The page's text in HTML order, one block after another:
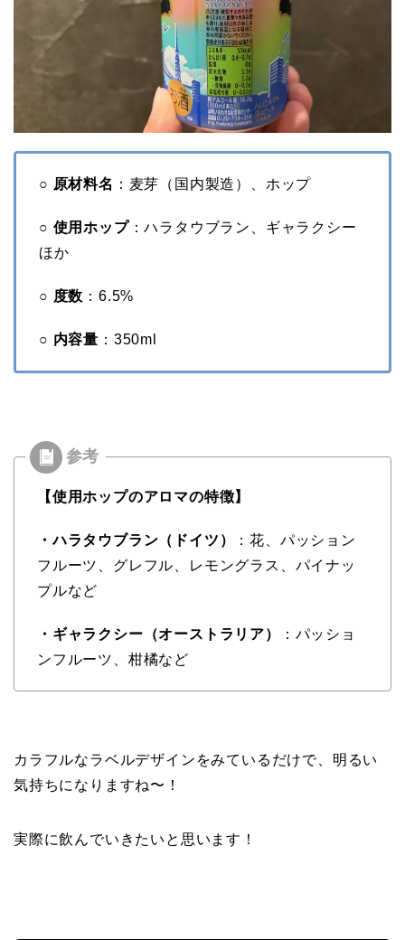
○ 原材料名 ：麦芽（国内製造）、ホップ
○ 使用ホップ：ハラタウブラン、ギャラクシー
ほか
○ 度数 ：6.5%
○ 内容量 ：350ml
【使用ホップのアロマの特徴】
・ハラタウブラン（ドイツ）
：花、パッション
フルーツ、グレフル、レモングラス、パイナッ
プルなど
・ギャラクシー（オーストラリア）
：パッショ
ンフルーツ、柑橘など
カラフルなラベルデザインをみているだけで、明るい
気持ちになりますね〜！
実際に飲んでいきたいと思います！